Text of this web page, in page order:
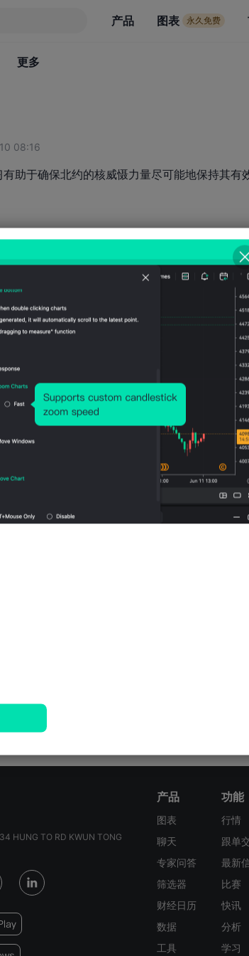
产品 图表 永久免费
信号
更多
08:16
助于确保北约的核威慑力量尽可能地保持其有
HUNG TO RD KWUN TONG
产品
图表
聊天
专家问答
筛选器
财经日历
数据
工具
功能
行情
跟单
最新
比赛
快讯
分析
学习